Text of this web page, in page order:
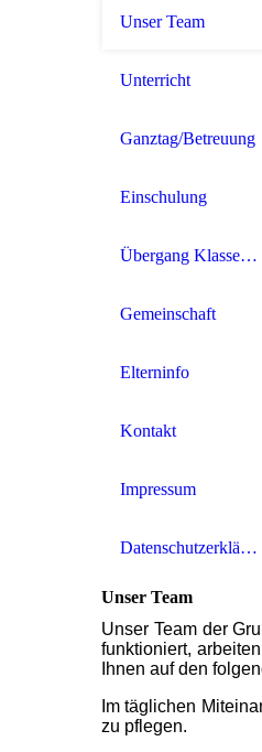
Unser Team
Unterricht
Ganztag/Betreuung
Einschulung
Übergang Klasse 4/5
Gemeinschaft
Elterninfo
Kontakt
Impressum
Datenschutzerklärung
Unser Team
Unser Team der
funktioniert,
Ihnen auf den
Im täglichen
zu pflegen.